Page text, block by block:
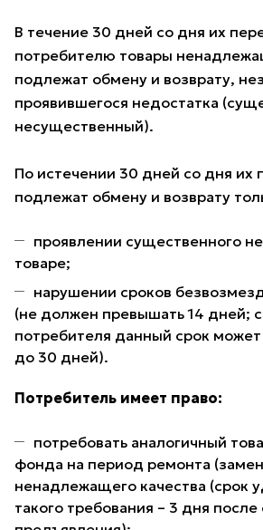
В течение 30 дней со дня их
потребителю товары
подлежат обмену и возврату,
проявившегося недостатка
несущественный).
По истечении 30 дней со дня их
подлежат обмену и возврату
проявлении существенного
товаре;
нарушении сроков
(не должен превышать 14 дней; с
потребителя данный срок
до 30 дней).
Потребитель имеет право:
потребовать аналогичный
фонда на период ремонта
ненадлежащего качества (срок
такого требования – 3 дня после